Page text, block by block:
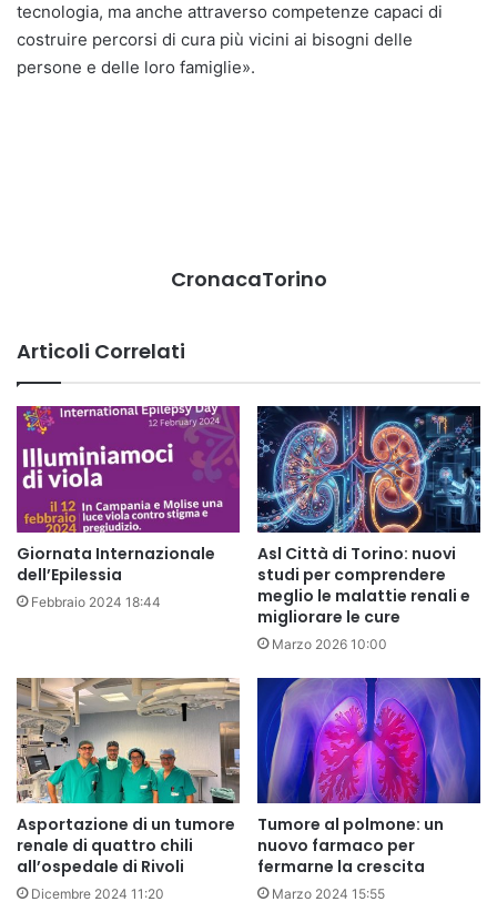
tecnologia, ma anche attraverso competenze capaci di
costruire percorsi di cura più vicini ai bisogni delle
persone e delle loro famiglie».
CronacaTorino
Articoli Correlati
Giornata Internazionale
dell’Epilessia
Febbraio 2024 18:44
Asl Città di Torino: nuovi
studi per comprendere
meglio le malattie renali e
migliorare le cure
Marzo 2026 10:00
Asportazione di un tumore
renale di quattro chili
all’ospedale di Rivoli
Dicembre 2024 11:20
Tumore al polmone: un
nuovo farmaco per
fermarne la crescita
Marzo 2024 15:55